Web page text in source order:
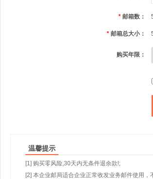
* 邮箱数：
* 邮箱总大小：
购买年限：
温馨提示
[1] 购买零风险,30天内无条件退余款!;
[2] 本企业邮局适合企业正常收发业务邮件使用